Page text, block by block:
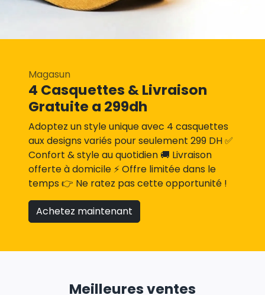
Magasun
4 Casquettes & Livraison
Gratuite a 299dh
Adoptez un style unique avec 4 casquettes
aux designs variés pour seulement 299 DH ✅
Confort & style au quotidien 🚚 Livraison
offerte à domicile ⚡ Offre limitée dans le
temps 👉 Ne ratez pas cette opportunité !
Achetez maintenant
Meilleures ventes